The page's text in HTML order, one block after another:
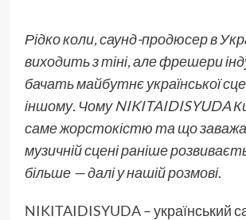
Рідко коли, саунд-продюсер в
виходить з тіні, але фрешери
бачать майбутнє української
іншому. ЧомуNIKITAIDISYUDA
саме жорстокістю та що
музичній сцені раніше
більше — далі у нашій розмові.
NIKITAIDISYUDA– український